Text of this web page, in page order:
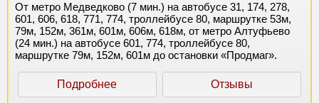
От метро Медведково (7 мин.) на автобусе 31, 174, 278,
601, 606, 618, 771, 774, троллейбусе 80, маршрутке 53м,
79м, 152м, 361м, 601м, 606м, 618м, от метро Алтуфьево
(24 мин.) на автобусе 601, 774, троллейбусе 80,
маршрутке 79м, 152м, 601м до остановки «Продмаг».
Подробнее Отзывы